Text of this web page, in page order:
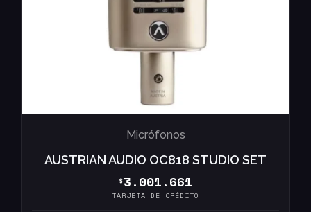
Micrófonos
AUSTRIAN AUDIO OC818 STUDIO SET
$3.001.661
TARJETA DE CRÉDITO